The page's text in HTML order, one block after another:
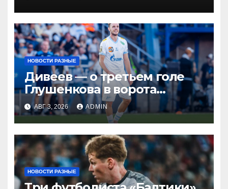
НОВОСТИ РАЗНЫЕ
Дивеев — о третьем голе
Глушенкова в ворота
«Оренбурга»: «Напомнил
Джону Джону, что
наигрывали в такой
ситуации»
АВГ 3, 2026 ADMIN
НОВОСТИ РАЗНЫЕ